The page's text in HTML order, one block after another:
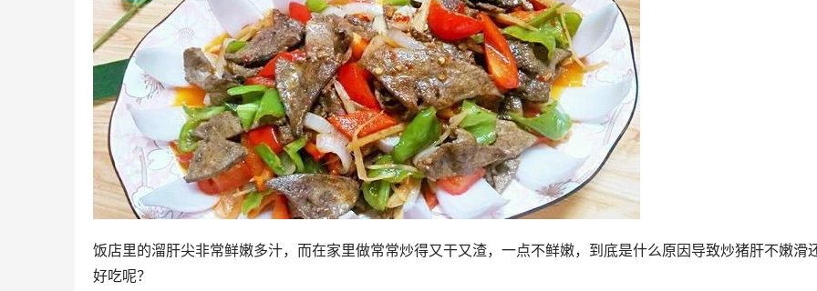
饭店里的溜肝尖非常鲜嫩多汁，而在家里做常常炒得又干又渣，一点不鲜嫩，到底是什么原因导致炒猪肝不嫩滑
好吃呢？